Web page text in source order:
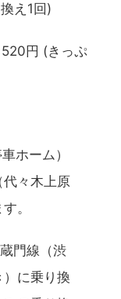
え1回)
円 (きっぷ
ホーム）
々木上原
。
門線（渋
に乗り換